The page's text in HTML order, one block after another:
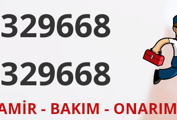
- BAKIM - ONARIM